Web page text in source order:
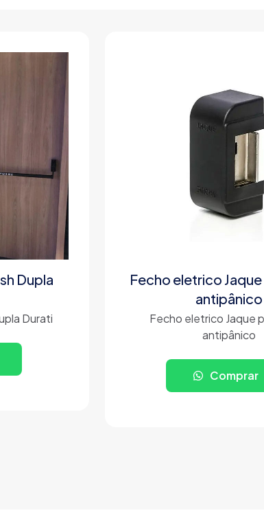
Dupla
Durati
Fecho eletrico
antipânico
Fecho eletrico Jaque
antipânico
Comprar